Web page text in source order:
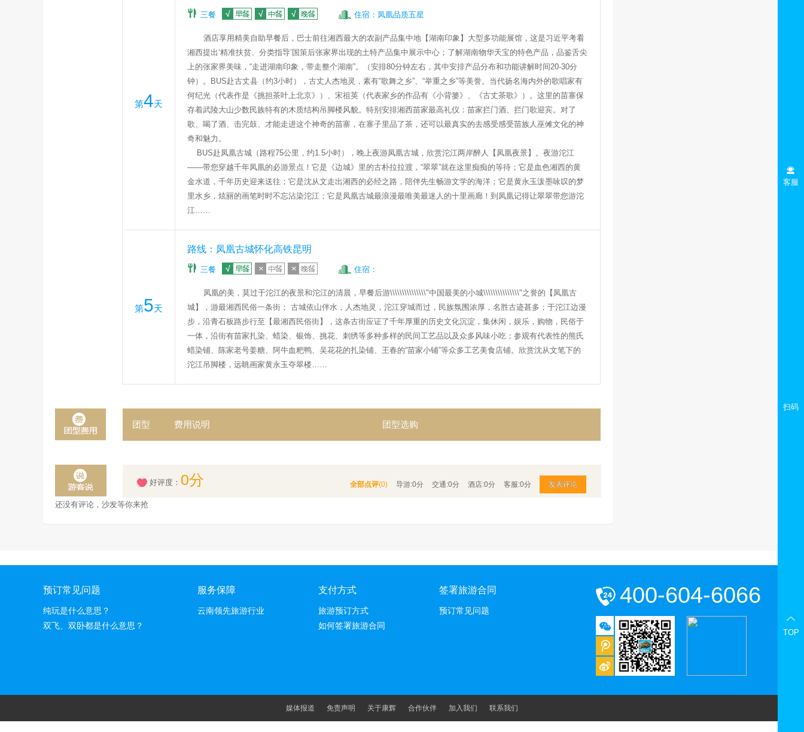
第4天
三餐 住宿：凤凰品质五星
酒店享用精美自助早餐后， 巴士前往湘西最大的农副产品集中地 【湖南印象】 大型多功能展馆， 这是习近平考看
湘西提出‘精准扶贫、分类指导’国策后张家界出现的土特产品集中展示中心； 了解湖南物华天宝的特色产品，品鉴舌尖
上的张家界美味，“走进湖南印象，带走整个湖南”。（安排80分钟左右，其中安排产品分布和功能讲解时间20-30分
钟）。BUS赴古丈县（约3小时），古丈人杰地灵，素有“歌舞之乡”、“举重之乡”等美誉。当代扬名海内外的歌唱家有
何纪光（代表作是《挑担茶叶上北京》）、宋祖英（代表家乡的作品有《小背篓》、《古丈茶歌》）。这里的苗寨保
存着武陵大山少数民族特有的木质结构吊脚楼风貌。 特别安排湘西苗家最高礼仪：苗家拦门酒、拦门歌迎宾。 对了
歌、喝了酒、击完鼓、才能走进这个神奇的苗寨，在寨子里品了茶，还可以最真实的去感受感受苗族人巫傩文化的神
奇和魅力。
BUS赴凤凰古城（路程75公里，约1.5小时），晚上夜游凤凰古城，欣赏沱江两岸醉人【 凤凰夜景】 。夜游沱江
——带您穿越千年凤凰的必游景点！它是《边城》里的古朴拉拉渡，“翠翠”就在这里痴痴的等待；它是血色湘西的黄
金水道，千年历史迎来送往；它是沈从文走出湘西的必经之路，陪伴先生畅游文学的海洋；它是黄永玉泼墨咏叹的梦
里水乡，炫丽的画笔时时不忘沾染沱江；它是凤凰古城最浪漫最唯美最迷人的十里画廊！到凤凰记得让翠翠带您游沱
江……
第5天
路线：凤凰古城怀化高铁昆明
三餐 住宿：
凤凰的美，莫过于沱江的夜景和沱江的清晨，早餐后游\\\\\\\\\\\\\\\"中国最美的小城\\\\\\\\\\\\\\\"之誉的 【凤凰古
城】， 游最湘西民俗一条街； 古城依山伴水，人杰地灵，沱江穿城而过，民族氛围浓厚，名胜古迹甚多；于沱江边漫
步，沿青石板路步行至【最湘西民俗街】，这条古街应证了千年厚重的历史文化沉淀，集休闲，娱乐，购物，民俗于
一体，沿街有苗家扎染、蜡染、银饰、挑花、刺绣等多种多样的民间工艺品以及众多风味小吃；参观有代表性的熊氏
蜡染铺、陈家老号姜糖、阿牛血粑鸭、吴花花的扎染铺、王春的“苗家小铺”等众多工艺美食店铺。欣赏沈从文笔下的
沱江吊脚楼，远眺画家黄永玉夺翠楼……
团型 费用说明 团型选购
好评度： 0分 全部点评(0) 导游:0分 交通:0分 酒店:0分 客服:0分 发表评论
还没有评论，沙发等你来抢
预订常见问题
纯玩是什么意思？
双飞、双卧都是什么意思？
服务保障
云南领先旅游行业
支付方式
旅游预订方式
如何签署旅游合同
签署旅游合同
预订常见问题
400-604-6066
媒体报道 免责声明 关于康辉 合作伙伴 加入我们 联系我们
客服
扫码
TOP